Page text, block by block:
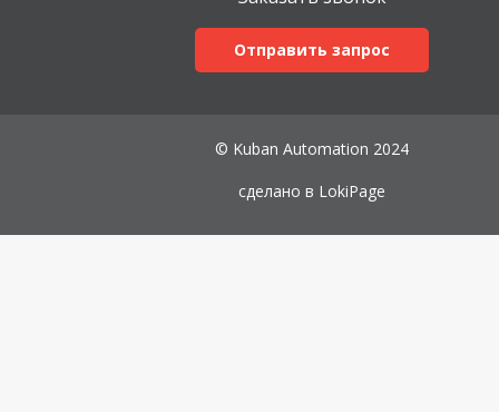
Отправить запрос
© Kuban Automation 2024
сделано в LokiPage